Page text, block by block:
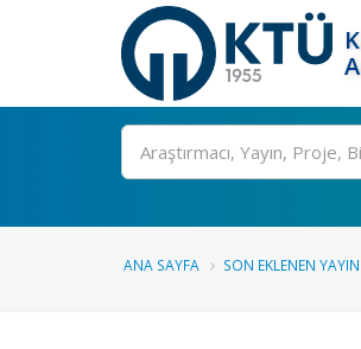
Ara
ANA SAYFA SON EKLENEN